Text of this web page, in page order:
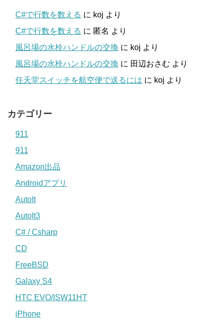
C#で行数を数える に koj より
C#で行数を数える に 匿名 より
風呂場の水栓ハンドルの交換 に koj より
風呂場の水栓ハンドルの交換 に 田辺おさむ より
任天堂スイッチを航空便で送るには に koj より
カテゴリー
911
911
Amazon出品
Androidアプリ
AutoIt
AutoIt3
C# / Csharp
CD
FreeBSD
Galaxy S4
HTC EVO/ISW11HT
iPhone